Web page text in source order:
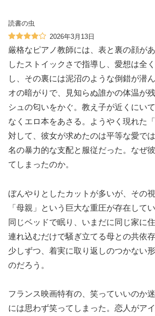
読書の虫
2026年3月13日
厳格なピアノ教師には、表と裏の顔が
したストイックさで指導し、愛想は全
し、その裏には泥沼のような倒錯が潜
オの暗がりで、見知らぬ誰かの体温が
シュの匂いをかぐ。教え子が近くにい
なくエロ本をあさる。ようやく現れた
対して、彼女が求めたのは平等な愛で
名の暴力的な支配と服従だった。なぜ
てしまったのか。
ぼんやりとしたカットが多いが、その
「母親」という巨大な重圧が存在して
同じベッドで眠り、いまだに同じ家に
連れ込むだけで騒ぎ立てる母との共依
少しずつ、着実に取り返しのつかない
のだろう。
フランス映画特有の、笑っていいのか
には思わず笑ってしまった。恋人がア